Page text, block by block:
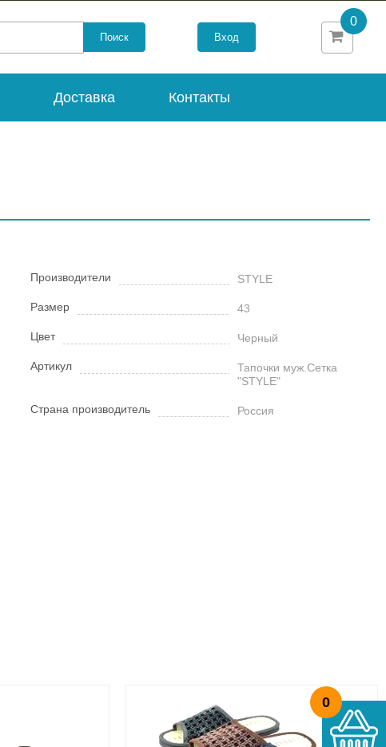
0
Вход
0
Доставка Контакты
Производители STYLE
Размер 43
Цвет Черный
Артикул
Тапочки муж.Сетка
"STYLE"
Страна производитель Россия